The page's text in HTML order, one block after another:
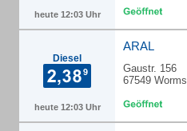
heute 12:03 Uhr
Diesel
heute 12:03 Uhr
ARAL
Gaustr. 156
67549 Worms